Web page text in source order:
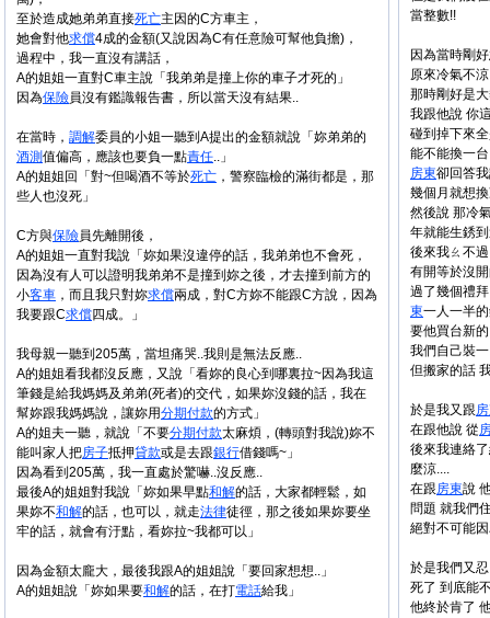
至於造成她弟弟直接死亡主因的C方車主，
她會對他求償4成的金額(又說因為C有任意險可幫他負擔)，
過程中，我一直沒有講話，
A的姐姐一直對C車主說「我弟弟是撞上你的車子才死的」
因為保險員沒有鑑識報告書，所以當天沒有結果..
在當時， 調解委員的小姐一聽到A提出的金額就說「妳弟弟的
酒測值偏高，應該也要負一點責任..」
A的姐姐回「對~但喝酒不等於死亡 ，警察臨檢的滿街都是，那
些人也沒死」
C方與保險員先離開後，
A的姐姐一直對我說「妳如果沒違停的話，我弟弟也不會死，
因為沒有人可以證明我弟弟不是撞到妳之後，才去撞到前方的
小客車 ，而且我只對妳求償兩成，對C方妳不能跟C方說，因為
我要跟C求償四成。」
我母親一聽到205萬，當坦痛哭..我則是無法反應..
A的姐姐看我都沒反應，又說「看妳的良心到哪裏拉~因為我這
筆錢是給我媽媽及弟弟(死者)的交代，如果妳沒錢的話，我在
幫妳跟我媽媽說，讓妳用分期付款的方式」
A的姐夫一聽，就說「不要分期付款太麻煩，(轉頭對我說)妳不
能叫家人把房子抵押貸款或是去跟銀行借錢嗎~」
因為看到205萬，我一直處於驚嚇..沒反應..
最後A的姐姐對我說「妳如果早點和解的話，大家都輕鬆，如
果妳不和解的話，也可以，就走法律徒徑，那之後如果妳要坐
牢的話，就會有汙點，看妳拉~我都可以」
因為金額太龐大，最後我跟A的姐姐說「要回家想想..」
A的姐姐說「妳如果要和解的話，在打電話給我」
當整數!!
因為當時剛
原來冷氣不
那時剛好是
我跟他說 你
碰到掉下來
能不能換一
房東卻回答
幾個月就想
然後說 那冷
年就能生銹
後來我ㄠ不
有開等於沒
過了幾個禮
東一人一半
要他買台新
我們自己裝
但搬家的話
於是我又跟
在跟他說 從
後來我連絡
麼涼....
在跟房東說
問題 就我們
絕對不可能
於是我們又
死了 到底能
他終於肯了